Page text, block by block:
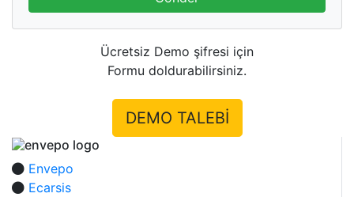
Ücretsiz Demo şifresi için
Formu doldurabilirsiniz.
DEMO TALEBİ
Envepo
Ecarsis